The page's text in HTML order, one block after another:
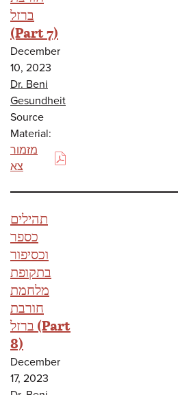
ברזל
(Part 7)
December
10, 2023
Dr. Beni
Gesundheit
Source
Material:
מזמור
צא
(PDF)
תהילים
כספר
וכסיפור
בתקופת
מלחמת
חורבת
ברזל (Part
8)
December
17, 2023